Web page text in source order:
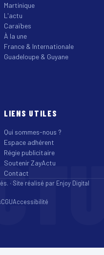
Martinique
L'actu
Caraïbes
À la une
France & Internationale
Guadeloupe & Guyane
LIENS UTILES
Qui sommes-nous ?
Espace adhérent
Régie publicitaire
Soutenir ZayActu
Contact
· Site réalisé par Enjoy Digital
CGUAccessibilité